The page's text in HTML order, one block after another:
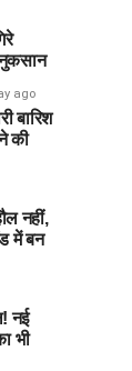
नुकसान
ago
बारिश
की
नहीं,
में बन
नई
भी